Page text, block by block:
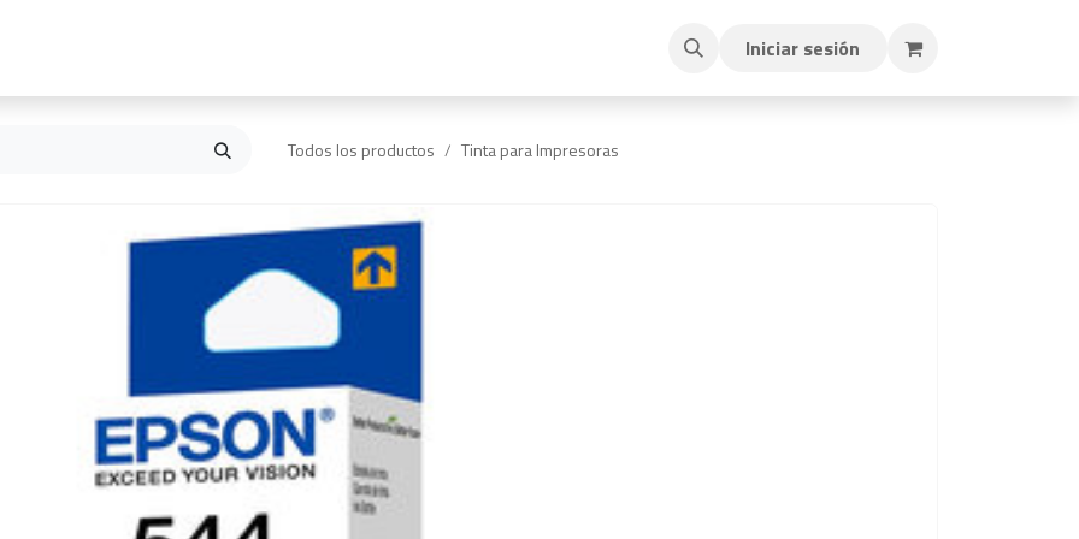
Iniciar sesión
Todos los productos Tinta para Impresoras